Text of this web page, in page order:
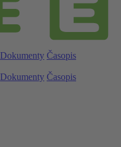
Dokumenty Časopis
Dokumenty Časopis